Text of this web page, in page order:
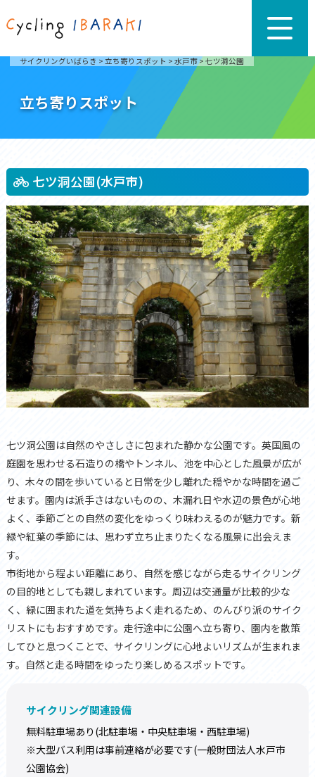
サイクリングいばらき > 立ち寄りスポット > 水戸市> 七ツ洞公園
立ち寄りスポット
七ツ洞公園(水戸市)
七ツ洞公園は自然のやさしさに包まれた静かな公園です。英国風の
庭園を思わせる石造りの橋やトンネル、池を中心とした風景が広が
り、木々の間を歩いていると日常を少し離れた穏やかな時間を過ご
せます。園内は派手さはないものの、木漏れ日や水辺の景色が心地
よく、季節ごとの自然の変化をゆっくり味わえるのが魅力です。新
緑や紅葉の季節には、思わず立ち止まりたくなる風景に出会えま
す。
市街地から程よい距離にあり、自然を感じながら走るサイクリング
の目的地としても親しまれています。周辺は交通量が比較的少な
く、緑に囲まれた道を気持ちよく走れるため、のんびり派のサイク
リストにもおすすめです。走行途中に公園へ立ち寄り、園内を散策
してひと息つくことで、サイクリングに心地よいリズムが生まれま
す。自然と走る時間をゆったり楽しめるスポットです。
サイクリング関連設備
無料駐車場あり(北駐車場・中央駐車場・西駐車場)
※大型バス利用は事前連絡が必要です(一般財団法人水戸市
公園協会)